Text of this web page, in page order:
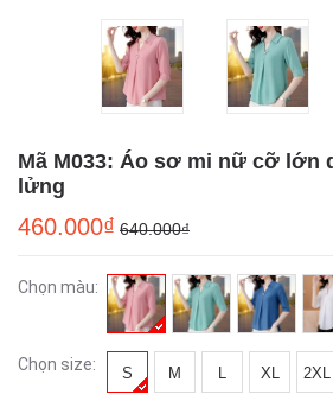
Mã M033: Áo sơ mi nữ cỡ lớn
lửng
460.000₫ 640.000₫
Chọn màu:
Chọn size: S M L XL 2XL